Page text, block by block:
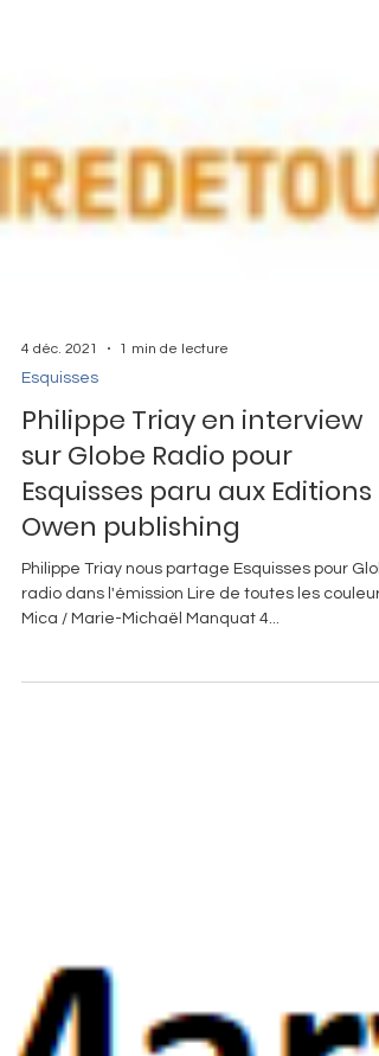
4 déc. 2021 1 min de lecture
Esquisses
Philippe Triay en interview
sur Globe Radio pour
Esquisses paru aux Editions
Owen publishing
Mica / Marie-Michaël Manquat 4...